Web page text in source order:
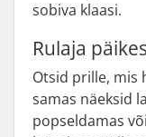
sobiva klaasi.
Rulaja
Otsid prille, mis
samas näeksid
popseldamas